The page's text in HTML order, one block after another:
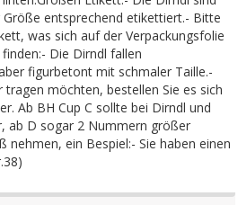
entsprechend etikettiert.- Bitte
was sich auf der Verpackungsfolie
Die Dirndl fallen
figurbetont mit schmaler Taille.-
tragen möchten, bestellen Sie es sich
Ab BH Cup C sollte bei Dirndl und
ab D sogar 2 Nummern größer
nehmen, ein Bespiel:- Sie haben einen